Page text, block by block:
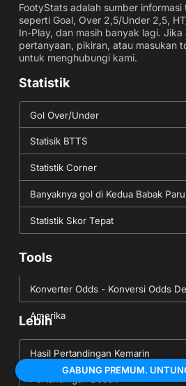
FootyStats adalah sumber
seperti Goal, Over 2,5/Under 2,5,
In-Play, dan masih banyak lagi. Jika
pertanyaan, pikiran, atau masukan
untuk menghubungi kami.
Statistik
Gol Over/Under
Statisik BTTS
Statistik Corner
Banyaknya gol di Kedua Babak
Statistik Skor Tepat
Tools
Konverter Odds - Konversi Odds
Amerika
Lebih
Hasil Pertandingan Kemarin
GABUNG PREMUM.